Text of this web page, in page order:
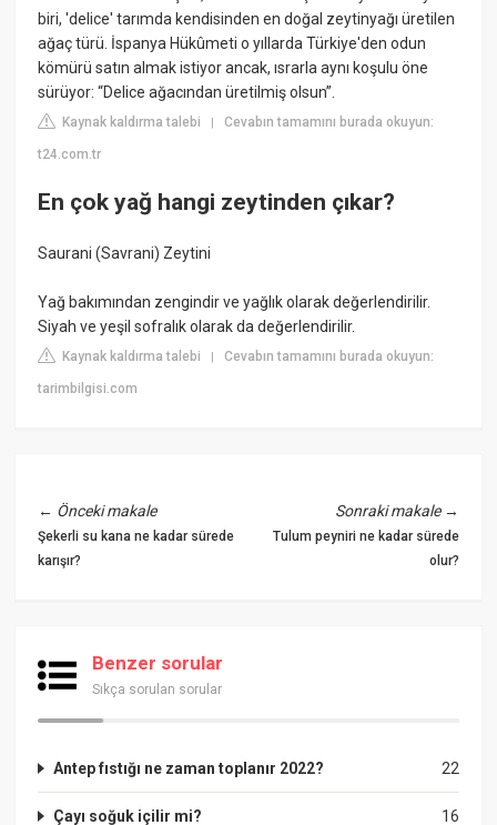
biri, 'delice' tarımda kendisinden en doğal zeytinyağı üretilen
ağaç türü. İspanya Hükûmeti o yıllarda Türkiye'den odun
kömürü satın almak istiyor ancak, ısrarla aynı koşulu öne
sürüyor: “Delice ağacından üretilmiş olsun”.
Kaynak kaldırma talebi |Cevabın tamamını burada okuyun:
t24.com.tr
En çok yağ hangi zeytinden çıkar?
Saurani (Savrani) Zeytini
Yağ bakımından zengindir ve yağlık olarak değerlendirilir.
Siyah ve yeşil sofralık olarak da değerlendirilir.
Kaynak kaldırma talebi |Cevabın tamamını burada okuyun:
tarimbilgisi.com
← Önceki makale
Şekerli su kana ne kadar sürede
karışır?
Sonraki makale→
Tulum peyniri ne kadar sürede
olur?
Benzer sorular
Sıkça sorulan sorular
22
Antep fıstığı ne zaman toplanır 2022?
16
Çayı soğuk içilir mi?